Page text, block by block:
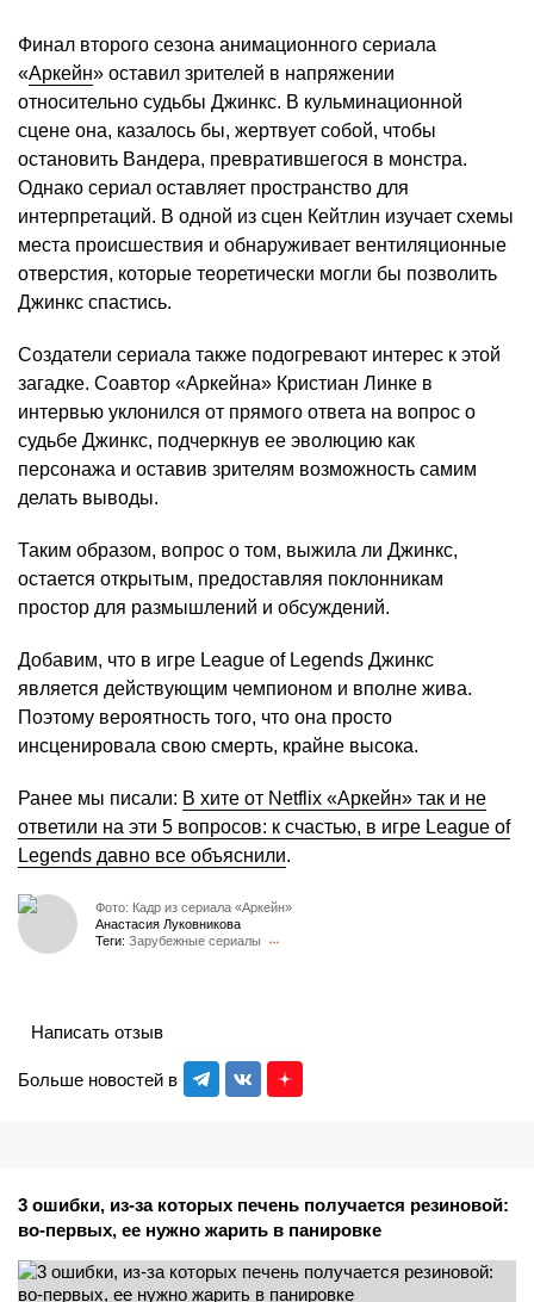
Финал второго сезона анимационного сериала
«Аркейн» оставил зрителей в напряжении
относительно судьбы Джинкс. В кульминационной
сцене она, казалось бы, жертвует собой, чтобы
остановить Вандера, превратившегося в монстра.
Однако сериал оставляет пространство для
интерпретаций. В одной из сцен Кейтлин изучает схемы
места происшествия и обнаруживает вентиляционные
отверстия, которые теоретически могли бы позволить
Джинкс спастись. ​
Создатели сериала также подогревают интерес к этой
загадке. Соавтор «Аркейна» Кристиан Линке в
интервью уклонился от прямого ответа на вопрос о
судьбе Джинкс, подчеркнув ее эволюцию как
персонажа и оставив зрителям возможность самим
делать выводы. ​
Таким образом, вопрос о том, выжила ли Джинкс,
остается открытым, предоставляя поклонникам
простор для размышлений и обсуждений.
Добавим, что в игре League of Legends Джинкс
является действующим чемпионом и вполне жива.
Поэтому вероятность того, что она просто
инсценировала свою смерть, крайне высока.
Ранее мы писали: В хите от Netflix «Аркейн» так и не
ответили на эти 5 вопросов: к счастью, в игре League of
Legends давно все объяснили.
Фото: Кадр из сериала «Аркейн»
Анастасия Луковникова
Теги: Зарубежные сериалы
Больше новостей в
Написать отзыв
3 ошибки, из-за которых печень получается резиновой:
во-первых, ее нужно жарить в панировке